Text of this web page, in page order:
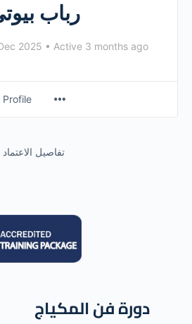
رباب
2025 • Active 3 months ago
Profile
تفاصيل الاعتماد
دورة فن المكياج